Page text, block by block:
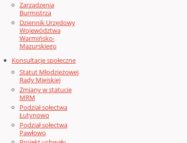
Zarządzenia
Burmistrza
Dziennik Urzędowy
Województwa
Warmińsko-
Mazurskiego
Konsultacje społeczne
Statut Młodzieżowej
Rady Miejskiej
Zmiany w statucie
MRM
Podział sołectwa
Łutynowo
Podział sołectwa
Pawłowo